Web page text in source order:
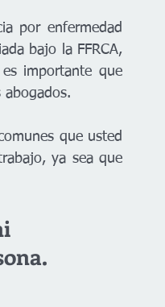
por enfermedad
bajo la FFRCA,
importante que
que usted
ya sea que